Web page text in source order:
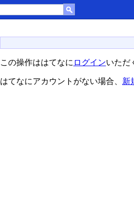
この操作ははてなに ログインいただ
はてなにアカウントがない場合、 新